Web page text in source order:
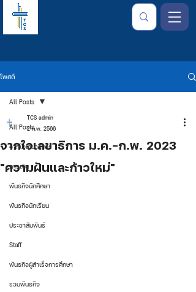
โพสต์
All Posts
จากใจเลขาธิการ
การเงิน
พันธกิจนักศึกษา
พันธกิจนักเรียน
ประชาสัมพันธ์
Staff
พันธกิจผู้สำเร็จการศึกษา
รวมพันธกิจ
All Posts
จากใจเลขาธิการ ม.ค.-ก.พ. 2023
"ความฝันและก้าวใหม่"
TCS admin
2 ก.พ. 2566